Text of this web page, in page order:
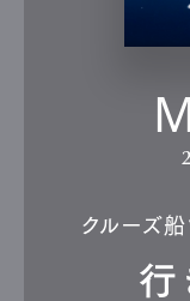
クルーズ
行